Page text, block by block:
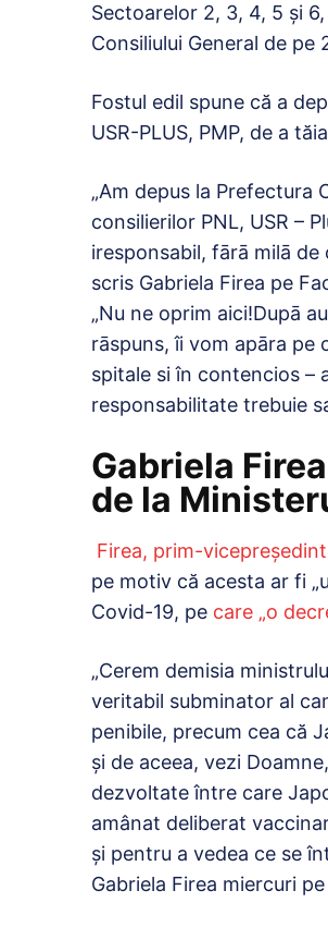
Sectoarelor 2, 3, 4, 5 și
Consiliului General de pe
Fostul edil spune că a
USR-PLUS, PMP, de a
„Am depus la Prefectura
consilierilor PNL, USR –
iresponsabil, fārā milā
scris Gabriela Firea pe
„Nu ne oprim aici!Dupā
rāspuns, îi vom apāra pe
spitale si în contencios –
responsabilitate trebuie
Gabriela
de la
Firea, prim-
pe motiv că acesta ar fi
Covid-19, pe care „o
„Cerem demisia
veritabil subminator al
penibile, precum cea că
şi de aceea, vezi
dezvoltate între care
amânat deliberat
şi pentru a vedea ce se
Gabriela Firea miercuri